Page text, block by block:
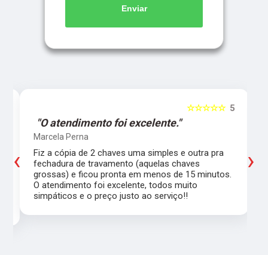
Enviar
5
☆☆☆☆☆
"O atendimento foi excelente."
Marcela Perna
Fiz a cópia de 2 chaves uma simples e outra pra
fechadura de travamento (aquelas chaves
grossas) e ficou pronta em menos de 15 minutos.
O atendimento foi excelente, todos muito
simpáticos e o preço justo ao serviço!!
‹ ›